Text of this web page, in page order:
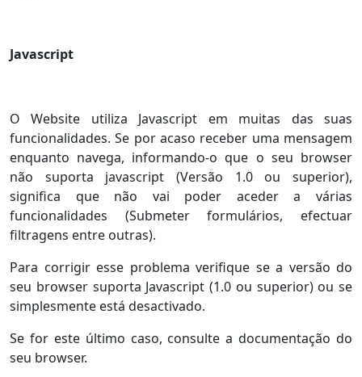
Javascript
O Website utiliza Javascript em muitas das suas
funcionalidades. Se por acaso receber uma mensagem
enquanto navega, informando-o que o seu browser
não suporta javascript (Versão 1.0 ou superior),
significa que não vai poder aceder a várias
funcionalidades (Submeter formulários, efectuar
filtragens entre outras).
Para corrigir esse problema verifique se a versão do
seu browser suporta Javascript (1.0 ou superior) ou se
simplesmente está desactivado.
Se for este último caso, consulte a documentação do
seu browser.